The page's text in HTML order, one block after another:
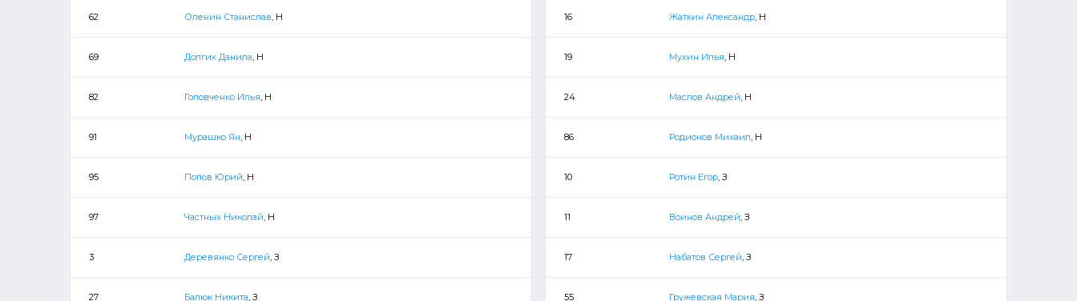
62 Оленин Станислав, Н
69 Долгих Данила, Н
82 Головченко Илья, Н
91 Мурашко Ян, Н
95 Попов Юрий, Н
97 Частных Николай, Н
3 Деревянко Сергей, З
27 Балюк Никита, З
16 Жаткин Александр, Н
19 Мухин Илья, Н
24 Маслов Андрей, Н
86 Родионов Михаил, Н
10 Ротин Егор, З
11 Воинов Андрей, З
17 Набатов Сергей, З
55 Гружевская Мария, З